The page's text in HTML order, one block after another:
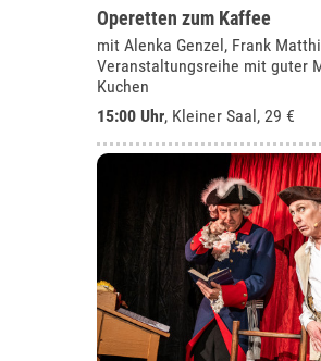
Operetten zum Kaffee
mit Alenka Genzel, Frank
Veranstaltungsreihe mit guter
Kuchen
15:00 Uhr, Kleiner Saal, 29 €